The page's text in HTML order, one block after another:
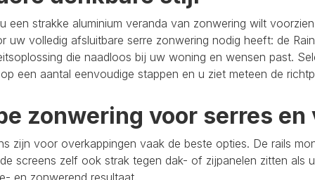
een strakke aluminium veranda van zonwering wilt
uw volledig afsluitbare serre zonwering nodig heeft: de
die naadloos bij uw woning en wensen past.
een aantal eenvoudige stappen en u ziet meteen de
zonwering voor serres en
zijn voor overkappingen vaak de beste opties. De rails
screens zelf ook strak tegen dak- of zijpanelen zitten als
en zonwerend resultaat.